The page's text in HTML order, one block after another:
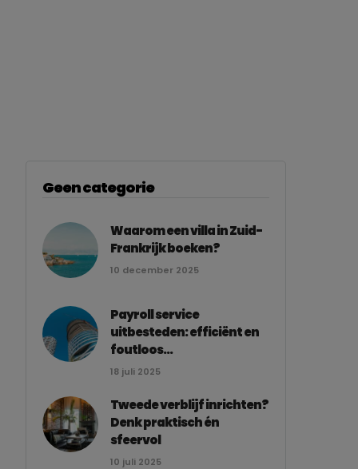
Geen categorie
Waarom een villa in Zuid-
Frankrijk boeken?
10 december 2025
Payroll service
uitbesteden: efficiënt en
foutloos...
18 juli 2025
Tweede verblijf inrichten?
Denk praktisch én
sfeervol
10 juli 2025